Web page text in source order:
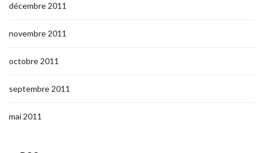
décembre 2011
novembre 2011
octobre 2011
septembre 2011
mai 2011